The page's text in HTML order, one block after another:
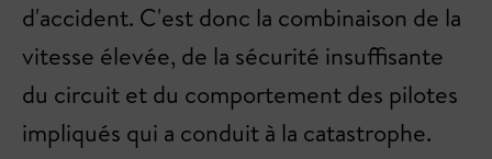
d'accident. C'est donc la combinaison de la
vitesse élevée, de la sécurité insuffisante
du circuit et du comportement des pilotes
impliqués qui a conduit à la catastrophe.